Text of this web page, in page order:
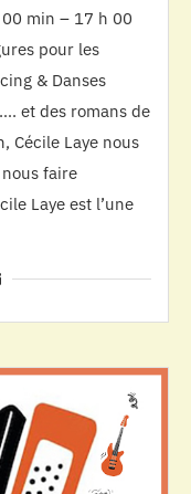
min – 17 h 00
pour les
& Danses
et des romans de
Cécile Laye nous
faire
Laye est l’une